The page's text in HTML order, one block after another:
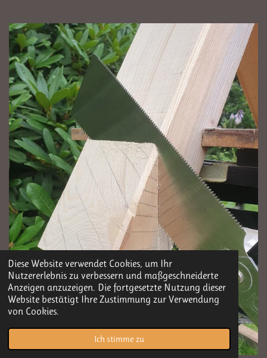
Diese Website verwendet Cookies, um Ihr
Nutzererlebnis zu verbessern und maßgeschneiderte
Anzeigen anzuzeigen. Die fortgesetzte Nutzung dieser
Website bestätigt Ihre Zustimmung zur Verwendung
von Cookies.
Ich stimme zu